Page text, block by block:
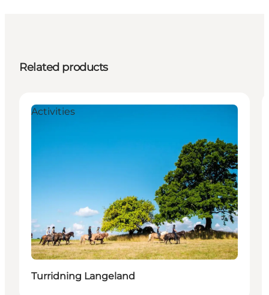
Related products
Activities
Turridning Langeland